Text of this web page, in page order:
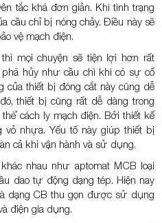
tắc khá đơn giản. Khi tình trạng
cầu chỉ bị nóng chảy. Điều này sẽ
vệ mạch điện.
mọi chuyện sẽ tiện lợi hơn rất
hủy như cầu chì khi có sự cố
của thiết bị đóng cắt này cũng dễ
thiết bị cũng rất dễ dàng trong
cách ly mạch điện. Bởi thiết kế
nhựa. Yếu tố này giúp thiết bị
cả khi vận hành và sử dụng.
nhau như aptomat MCB loại
dao tự động dạng tép. Hiện nay
dạng CB thu gọn được sử dụng
điện gia dụng.